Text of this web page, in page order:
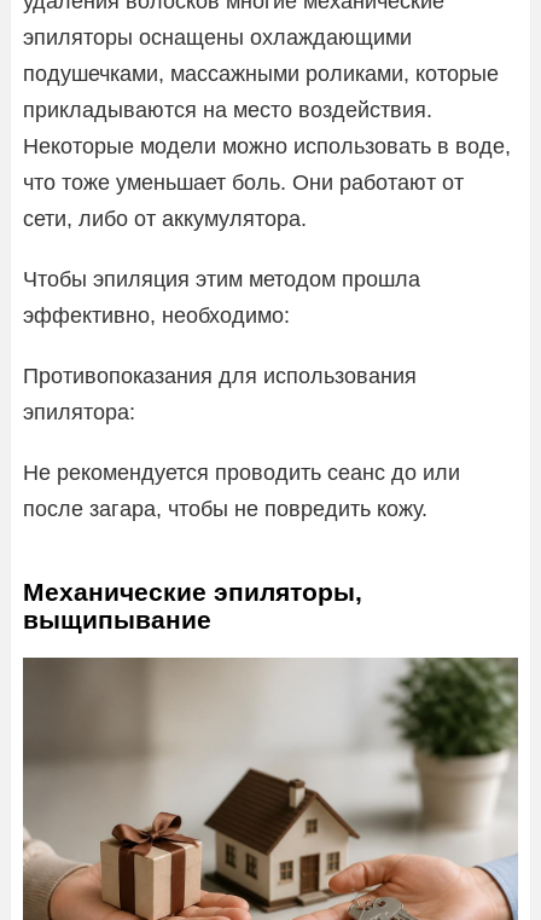
эпиляторы оснащены охлаждающими
подушечками, массажными роликами, которые
прикладываются на место воздействия.
Некоторые модели можно использовать в воде,
что тоже уменьшает боль. Они работают от
сети, либо от аккумулятора.
Чтобы эпиляция этим методом прошла
эффективно, необходимо:
Противопоказания для использования
эпилятора:
Не рекомендуется проводить сеанс до или
после загара, чтобы не повредить кожу.
Механические эпиляторы,
выщипывание